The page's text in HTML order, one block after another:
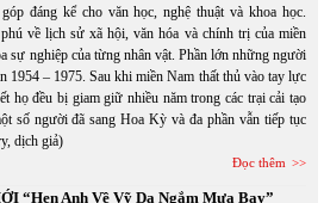
đáng kể cho văn học, nghệ thuật và khoa học.
về lịch sử xã hội, văn hóa và chính trị của miền
sự nghiệp của từng nhân vật. Phần lớn những người
1954 – 1975. Sau khi miền Nam thất thủ vào tay lực
họ đều bị giam giữ nhiều năm trong các trại cải tạo
số người đã sang Hoa Kỳ và đa phần vẫn tiếp tục
dịch giả)
Đọc thêm
“Hẹn Anh Về Vỹ Dạ Ngắm Mưa Bay”